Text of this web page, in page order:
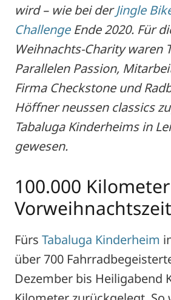
wird – wie bei derJingle
ChallengeEnde 2020. Für
Weihnachts-Charity waren
Parallelen Passion,
Firma Checkstone und
Höffner neussen classics
Tabaluga Kinderheims in
gewesen.
100.000
Vorweihnachtszeit
Fürs Tabaluga Kinderheim
über 700
Dezember bis Heiligabend